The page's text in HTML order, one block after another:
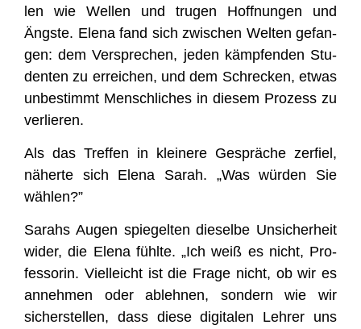
len wie Wel­len und tru­gen Hoff­nun­gen und
Ängs­te. Ele­na fand sich zwi­schen Wel­ten gefan­
gen: dem Ver­spre­chen, jeden kämp­fen­den Stu­
den­ten zu errei­chen, und dem Schre­cken, etwas
unbe­stimmt Mensch­li­ches in die­sem Pro­zess zu
verlieren.
Als das Tref­fen in klei­ne­re Gesprä­che zer­fiel,
näher­te sich Ele­na Sarah. „Was wür­den Sie
wählen?”
Sarahs Augen spie­gel­ten die­sel­be Unsi­cher­heit
wider, die Ele­na fühl­te. „Ich weiß es nicht, Pro­
fes­so­rin. Viel­leicht ist die Fra­ge nicht, ob wir es
anneh­men oder ableh­nen, son­dern wie wir
sicher­stel­len, dass die­se digi­ta­len Leh­rer uns